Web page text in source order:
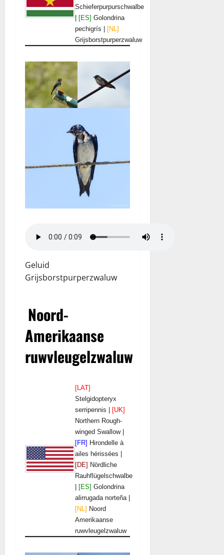
Schieferpurpurschwalbe
| [ES] Golondrina
pechigrís | [NL]
Grijsborstpurperzwaluw
Geluid
Grijsborstpurperzwaluw
Noord-
Amerikaanse
ruwvleugelzwaluw
[LAT]
Stelgidopteryx
serripennis | [UK]
Northern Rough-
winged Swallow |
[FR] Hirondelle à
ailes hérissées |
[DE] Nördliche
Rauhflügelschwalbe
| [ES] Golondrina
alirrugada norteña |
[NL] Noord
Amerikaanse
ruwvleugelzwaluw